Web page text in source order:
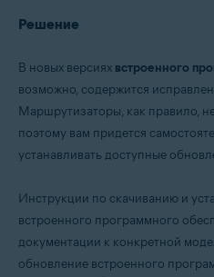
Enterprise / Ultimate — SP 1 с
Apple macOS 11.x (Big Sur)
Apple macOS 10.15.x (Catalina)
Apple macOS 10.14.x (Mojave)
Apple macOS 10.12.x (Sierra)
Решение
В новых версиях встроенного
возможно, содержится
Маршрутизаторы, как правило,
поэтому вам придется
устанавливать доступные
Инструкции по скачиванию и
встроенного программного
документации к конкретной
обновление встроенного